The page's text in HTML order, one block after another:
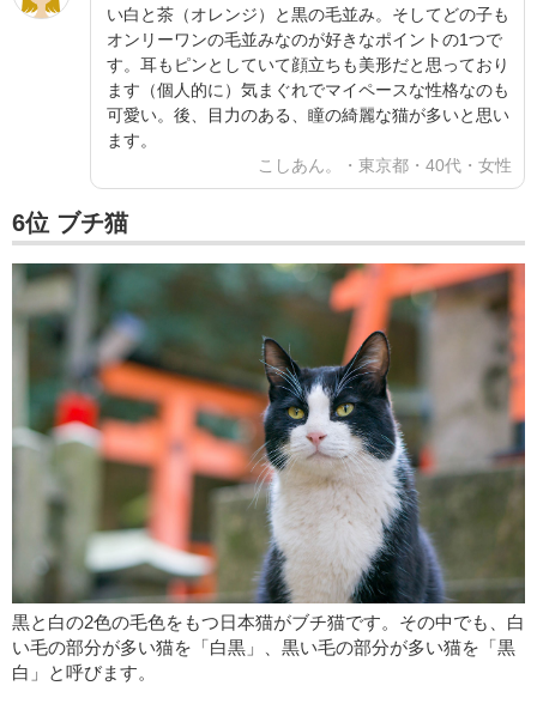
い白と茶（オレンジ）と黒の毛並み。そしてどの子も
オンリーワンの毛並みなのが好きなポイントの1つで
す。耳もピンとしていて顔立ちも美形だと思っており
ます（個人的に）気まぐれでマイペースな性格なのも
可愛い。後、目力のある、瞳の綺麗な猫が多いと思い
ます。
こしあん。・東京都・40代・女性
6位 ブチ猫
黒と白の2色の毛色をもつ日本猫がブチ猫です。その中でも、白
い毛の部分が多い猫を「白黒」、黒い毛の部分が多い猫を「黒
白」と呼びます。